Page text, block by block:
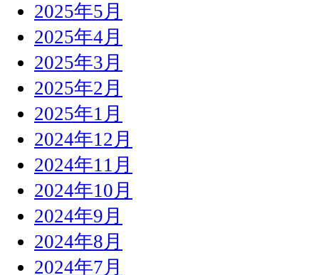
2025年5月
2025年4月
2025年3月
2025年2月
2025年1月
2024年12月
2024年11月
2024年10月
2024年9月
2024年8月
2024年7月